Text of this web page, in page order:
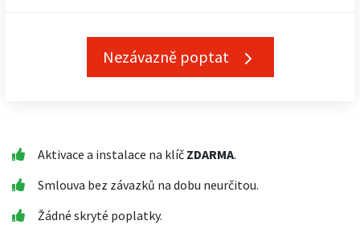
Nezávazně poptat
Aktivace a instalace na klíč ZDARMA.
Smlouva bez závazků na dobu neurčitou.
Žádné skryté poplatky.